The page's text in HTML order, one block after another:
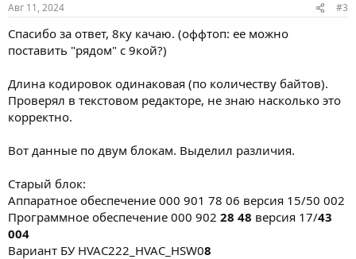
Авг 11, 2024 #3
Спасибо за ответ, 8ку качаю. (оффтоп: ее можно
поставить "рядом" с 9кой?)
Длина кодировок одинаковая (по количеству байтов).
Проверял в текстовом редакторе, не знаю насколько это
корректно.
Вот данные по двум блокам. Выделил различия.
Старый блок:
Аппаратное обеспечение 000 901 78 06 версия 15/50 002
Программное обеспечение 000 902 28 48 версия 17/43
004
Вариант БУ HVAC222_HVAC_HSW08